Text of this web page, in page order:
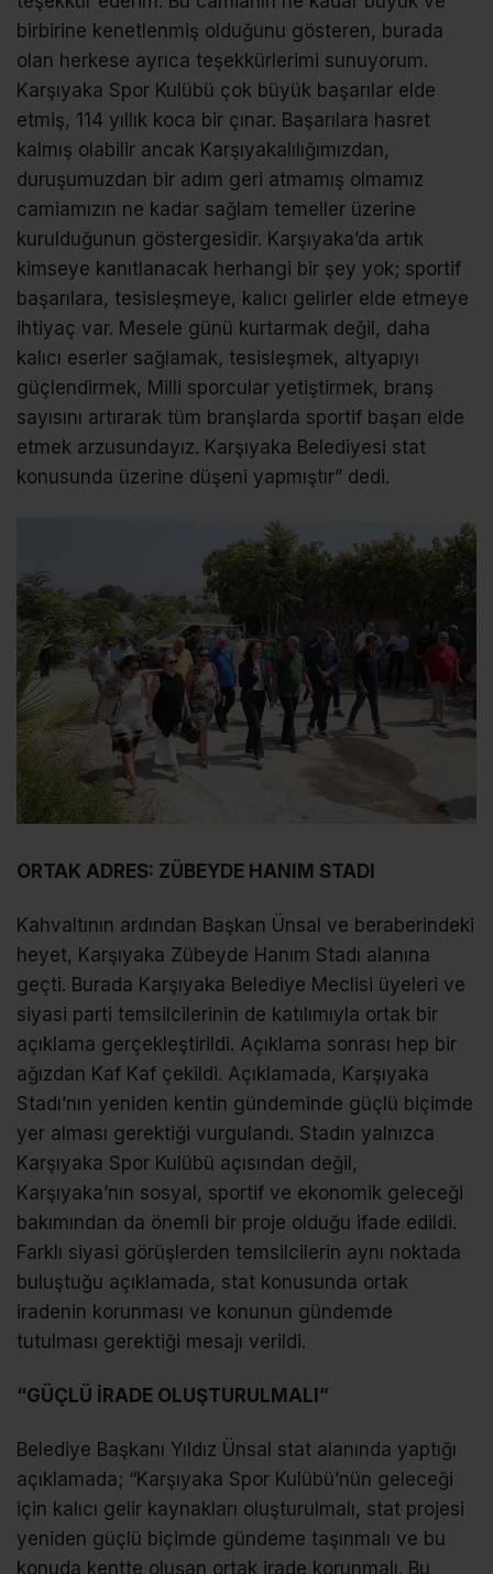
birbirine kenetlenmiş olduğunu gösteren, burada
olan herkese ayrıca teşekkürlerimi sunuyorum.
Karşıyaka Spor Kulübü çok büyük başarılar elde
etmiş, 114 yıllık koca bir çınar. Başarılara hasret
kalmış olabilir ancak Karşıyakalılığımızdan,
duruşumuzdan bir adım geri atmamış olmamız
camiamızın ne kadar sağlam temeller üzerine
kurulduğunun göstergesidir. Karşıyaka’da artık
kimseye kanıtlanacak herhangi bir şey yok; sportif
başarılara, tesisleşmeye, kalıcı gelirler elde etmeye
ihtiyaç var. Mesele günü kurtarmak değil, daha
kalıcı eserler sağlamak, tesisleşmek, altyapıyı
güçlendirmek, Milli sporcular yetiştirmek, branş
sayısını artırarak tüm branşlarda sportif başarı elde
etmek arzusundayız. Karşıyaka Belediyesi stat
konusunda üzerine düşeni yapmıştır” dedi.
ORTAK ADRES: ZÜBEYDE HANIM STADI
Kahvaltının ardından Başkan Ünsal ve beraberindeki
heyet, Karşıyaka Zübeyde Hanım Stadı alanına
geçti. Burada Karşıyaka Belediye Meclisi üyeleri ve
siyasi parti temsilcilerinin de katılımıyla ortak bir
açıklama gerçekleştirildi. Açıklama sonrası hep bir
ağızdan Kaf Kaf çekildi. Açıklamada, Karşıyaka
Stadı’nın yeniden kentin gündeminde güçlü biçimde
yer alması gerektiği vurgulandı. Stadın yalnızca
Karşıyaka Spor Kulübü açısından değil,
Karşıyaka’nın sosyal, sportif ve ekonomik geleceği
bakımından da önemli bir proje olduğu ifade edildi.
Farklı siyasi görüşlerden temsilcilerin aynı noktada
buluştuğu açıklamada, stat konusunda ortak
iradenin korunması ve konunun gündemde
tutulması gerektiği mesajı verildi.
“GÜÇLÜ İRADE OLUŞTURULMALI”
Belediye Başkanı Yıldız Ünsal stat alanında yaptığı
açıklamada; “Karşıyaka Spor Kulübü’nün geleceği
için kalıcı gelir kaynakları oluşturulmalı, stat projesi
yeniden güçlü biçimde gündeme taşınmalı ve bu
konuda kentte oluşan ortak irade korunmalı. Bu